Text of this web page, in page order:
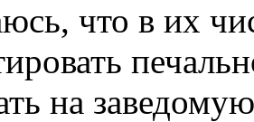
что в их
на